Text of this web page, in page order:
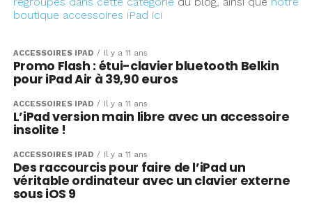
boutique accessoires iPad ici
ACCESSOIRES IPAD Il y a 11 ans
Promo Flash : étui-clavier bluetooth Belkin
pour iPad Air à 39,90 euros
ACCESSOIRES IPAD Il y a 11 ans
L’iPad version main libre avec un accessoire
insolite !
ACCESSOIRES IPAD Il y a 11 ans
Des raccourcis pour faire de l’iPad un
véritable ordinateur avec un clavier externe
sous iOS 9